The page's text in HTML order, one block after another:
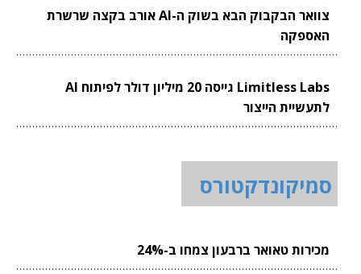
צוואר הבקבוק הבא בשוק ה-AI אורב בקצה שרשרת
האספקה
Limitless Labs גייסה 20 מיליון דולר לפיתוח AI
לתעשיית הייצור
סמיקונדקטורס
מכירות טאואר ברבעון צמחו ב-24%